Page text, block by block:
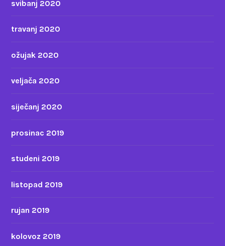
svibanj 2020
travanj 2020
ožujak 2020
veljača 2020
siječanj 2020
prosinac 2019
studeni 2019
listopad 2019
rujan 2019
kolovoz 2019